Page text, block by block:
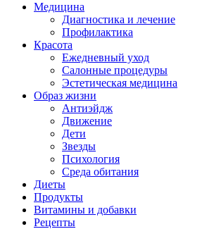
Медицина
Диагностика и лечение
Профилактика
Красота
Ежедневный уход
Салонные процедуры
Эстетическая медицина
Образ жизни
Антиэйдж
Движение
Дети
Звезды
Психология
Среда обитания
Диеты
Продукты
Витамины и добавки
Рецепты